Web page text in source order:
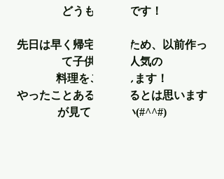
どうも、小畠です！
先日は早く帰宅できたため、以前作っ
て子供たちに人気の
料理をご紹介します！
やったことある人はいるとは思います
が見てください(#^^#)